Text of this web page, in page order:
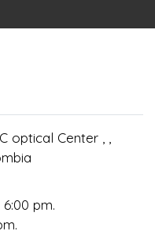
optical Center , ,
pm.